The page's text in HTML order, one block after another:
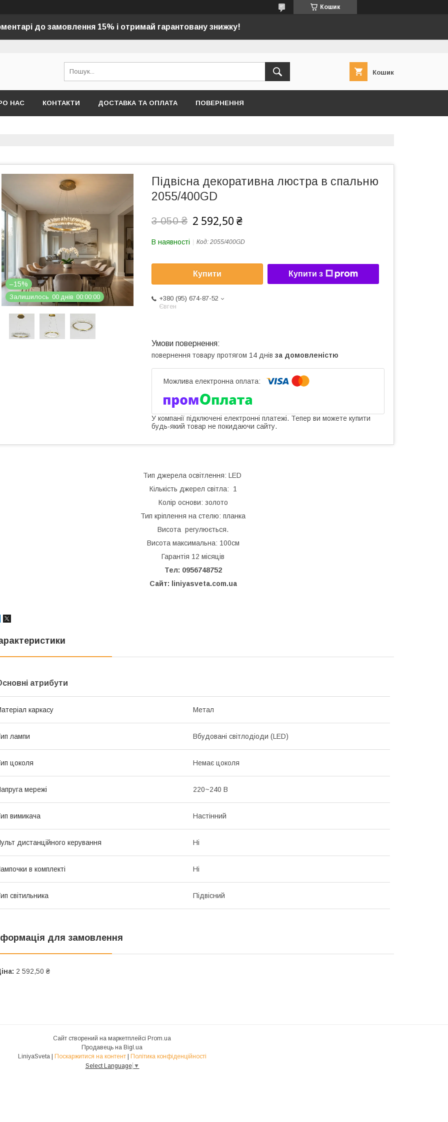
Кошик
до замовлення 15% і отримай гарантовану знижку!
Кошик
НАС КОНТАКТИ ДОСТАВКА ТА ОПЛАТА ПОВЕРНЕННЯ
–15%
Залишилось 00 днів 00 00 00
Підвісна декоративна люстра в спальню
2055/400GD
3 050 ₴ 2 592,50 ₴
В наявності Код: 2055/400GD
Купити Купити з
+380 (95) 674-87-52
Євген
повернення товару протягом 14 днів за домовленістю
У компанії підключені електронні платежі. Тепер ви можете купити
будь-який товар не покидаючи сайту.
Тип джерела освітлення: LED
Кількість джерел світла: 1
Колір основи: золото
Тип кріплення на стелю: планка
Висота регулюється.
Висота максимальна: 100см
Гарантія 12 місяців
Тел: 0956748752
Сайт: liniyasveta.com.ua
атрибути
каркасу Метал
лампи Вбудовані світлодіоди (LED)
цоколя Немає цоколя
мережі 220~240 В
вимикача Настінний
дистанційного керування Ні
в комплекті Ні
світильника Підвісний
для замовлення
2 592,50 ₴
Сайт створений на маркетплейсі Prom.ua
Продавець на Bigl.ua
LiniyaSveta | Поскаржитися на контент | Політика конфіденційності
Select Language ▼